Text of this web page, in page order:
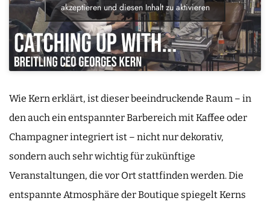
akzeptieren und diesen Inhalt zu aktivieren
Wie Kern erklärt, ist dieser beeindruckende Raum – in
den auch ein entspannter Barbereich mit Kaffee oder
Champagner integriert ist – nicht nur dekorativ,
sondern auch sehr wichtig für zukünftige
Veranstaltungen, die vor Ort stattfinden werden. Die
entspannte Atmosphäre der Boutique spiegelt Kerns